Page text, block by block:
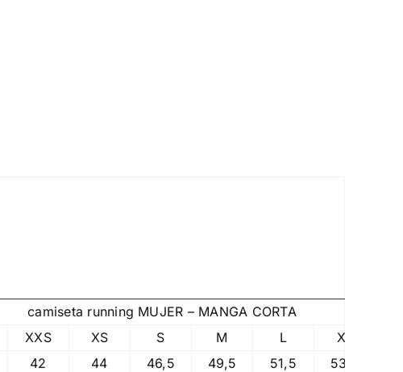
camiseta running MUJER – MANGA CORTA
XXS XS S M L XL
42 44 46,5 49,5 51,5 53,5